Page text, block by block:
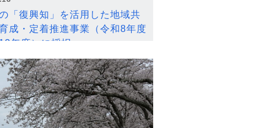
「復興知」を活用した地域共
成・定着推進事業（令和8年度
年度）に採択